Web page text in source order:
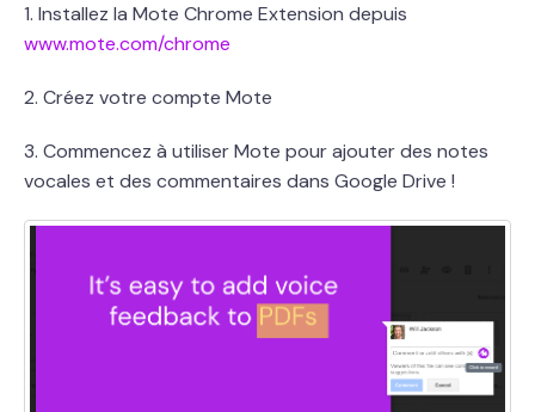
1. Installez la Mote Chrome Extension depuis
www.mote.com/chrome
2. Créez votre compte Mote
3. Commencez à utiliser Mote pour ajouter des notes
vocales et des commentaires dans Google Drive !